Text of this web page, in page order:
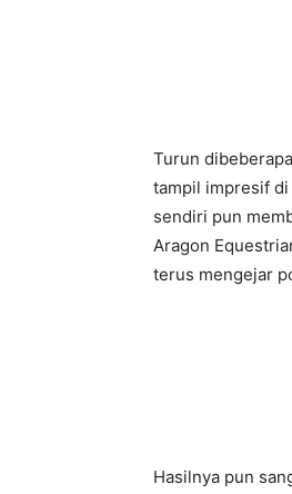
Turun
tampil impresif
sendiri pun
Aragon
terus mengejar
Hasilnya pun